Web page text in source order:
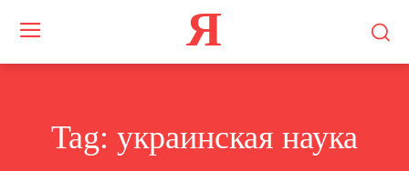
Я
Tag: украинская наука